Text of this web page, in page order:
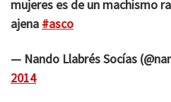
mujeres es de un machismo
ajena #asco
— Nando Llabrés Socías
2014